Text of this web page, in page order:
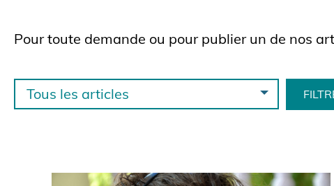
Pour toute demande ou pour publier un de nos
Tous les articles